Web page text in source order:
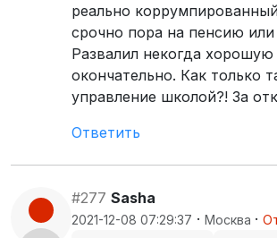
реально
срочно пора на пенсию
Развалил некогда
окончательно. Как только
управление школой?! За
Ответить
#277 Sasha
2021-12-08 07:29:37 · Москва ·